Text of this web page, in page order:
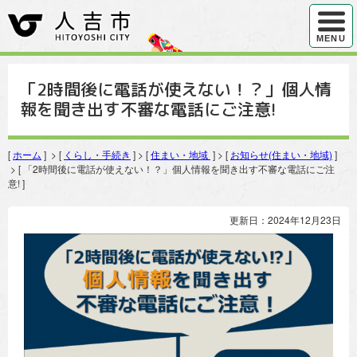
ハンバ
MENU
「2時間後に電話が使えない！？」個人情
報を聞き出す不審な電話にご注意!
[ ホーム ] > [ くらし・手続き ] > [住まい・地域 ] > [ お知らせ(住まい・地域) ]
> [ 「2時間後に電話が使えない！？」個人情報を聞き出す不審な電話にご注
意! ]
更新日：2024年12月23日